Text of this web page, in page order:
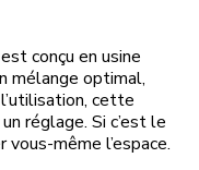
conçu en usine
mélange optimal,
cette
réglage. Si c’est le
même l’espace.